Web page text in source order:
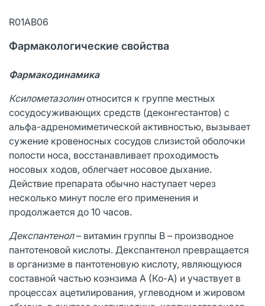
R01AB06
Фармакологические свойства
Фармакодинамика
Ксилометазолинотносится к группе местных
сосудосуживающих средств (деконгестантов) с
альфа-адреномиметической активностью, вызывает
сужение кровеносных сосудов слизистой оболочки
полости носа, восстанавливает проходимость
носовых ходов, облегчает носовое дыхание.
Действие препарата обычно наступает через
несколько минут после его применения и
продолжается до 10 часов.
Декспантенол– витамин группы В – производное
пантотеновой кислоты. Декспантенол превращается
в организме в пантотеновую кислоту, являющуюся
составной частью коэнзима А (Ко-A) и участвует в
процессах ацетилирования, углеводном и жировом